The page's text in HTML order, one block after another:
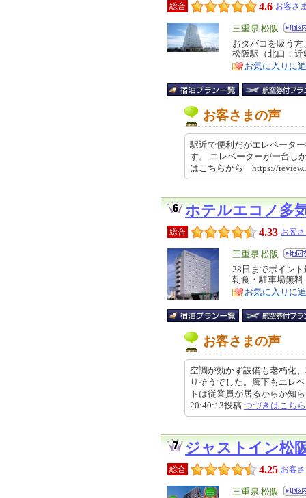
総合 4.6 お客さ
エ
リ
ア
三重県 松阪
特
徴
おタバコを吸う
松阪駅（北口：
お気に入りに
お客さまの声
駅近で便利だがエレベータ
す。 エレベーターが一台し
はこちらから https://
ホテルエコノ多
総合 4.33 お客
エ
リ
ア
三重県 松阪
特
徴
28日までポイン
朝食・駐車場無
お気に入りに
お客さまの声
空調が効かず設備も老朽化
りそうでした。廊下もエレ
トは従業員が居るからか知
20:40:13投稿 つづきはこちら
ジャストイン松
総合 4.25 お客
エ
三重県 松阪